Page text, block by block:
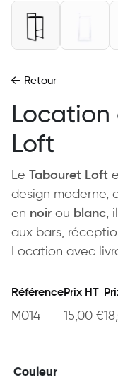
Retour
Location
Loft
Le Tabouret Loft
design moderne,
en noir ou blanc,
aux bars,
Location avec
Référence
M014
Prix HT
15,00 €
Couleur